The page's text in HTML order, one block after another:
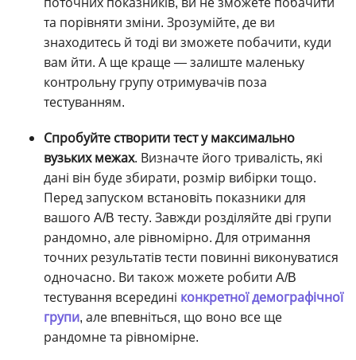
та порівняти зміни. Зрозумійте, де ви
знаходитесь й тоді ви зможете побачити, куди
вам йти. А ще краще — залиште маленьку
контрольну групу отримувачів поза
тестуванням.
Спробуйте створити тесту максимально
вузьких межах. Визначте його тривалість, які
дані він буде збирати, розмір вибірки тощо.
Перед запуском встановіть показники для
вашого A/B тесту. Завжди розділяйте дві групи
рандомно, але рівномірно. Для отримання
точних результатів тести повинні виконуватися
одночасно. Ви також можете робити A/B
тестування всередині конкретної демографічної
групи, але впевніться, що воно все ще
рандомне та рівномірне.